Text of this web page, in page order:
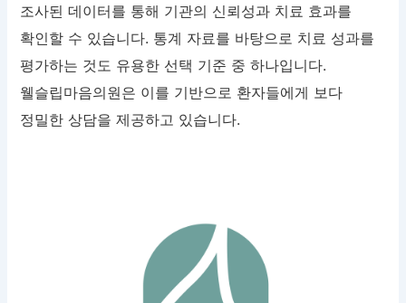
조사된 데이터를 통해 기관의 신뢰성과 치료 효과를
확인할 수 있습니다. 통계 자료를 바탕으로 치료 성과를
평가하는 것도 유용한 선택 기준 중 하나입니다.
웰슬립마음의원은 이를 기반으로 환자들에게 보다
정밀한 상담을 제공하고 있습니다.